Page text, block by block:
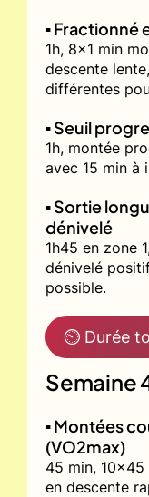
▪️ Fractionné
1h, 8x1 min
descente
différentes
▪️ Seuil
1h, montée
avec 15 min à
▪️ Sortie
dénivelé
1h45 en zone
dénivelé
possible.
⏲ Durée
Semaine
▪️ Montées
(VO2max)
45 min,
en descente